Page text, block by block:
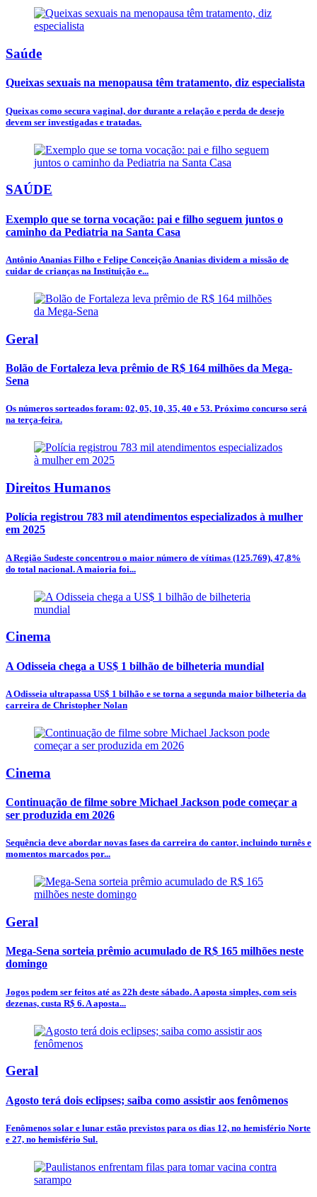
Saúde
Queixas sexuais na menopausa têm tratamento, diz especialista
Queixas como secura vaginal, dor durante a relação e perda de desejo
devem ser investigadas e tratadas.
SAÚDE
Exemplo que se torna vocação: pai e filho seguem juntos o
caminho da Pediatria na Santa Casa
Antônio Ananias Filho e Felipe Conceição Ananias dividem a missão de
cuidar de crianças na Instituição e...
Geral
Bolão de Fortaleza leva prêmio de R$ 164 milhões da Mega-
Sena
Os números sorteados foram: 02, 05, 10, 35, 40 e 53. Próximo concurso será
na terça-feira.
Direitos Humanos
Polícia registrou 783 mil atendimentos especializados à mulher
em 2025
A Região Sudeste concentrou o maior número de vítimas (125.769), 47,8%
do total nacional. A maioria foi...
Cinema
A Odisseia chega a US$ 1 bilhão de bilheteria mundial
A Odisseia ultrapassa US$ 1 bilhão e se torna a segunda maior bilheteria da
carreira de Christopher Nolan
Cinema
Continuação de filme sobre Michael Jackson pode começar a
ser produzida em 2026
Sequência deve abordar novas fases da carreira do cantor, incluindo turnês e
momentos marcados por...
Geral
Mega-Sena sorteia prêmio acumulado de R$ 165 milhões neste
domingo
Jogos podem ser feitos até as 22h deste sábado. A aposta simples, com seis
dezenas, custa R$ 6. A aposta...
Geral
Agosto terá dois eclipses; saiba como assistir aos fenômenos
Fenômenos solar e lunar estão previstos para os dias 12, no hemisfério Norte
e 27, no hemisfério Sul.